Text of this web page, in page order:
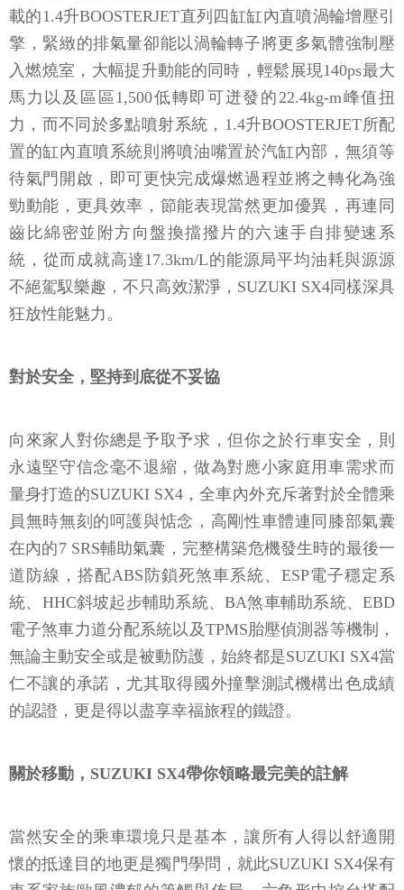
載的1.4升BOOSTERJET直列四缸缸內直噴渦輪增壓引
擎，緊緻的排氣量卻能以渦輪轉子將更多氣體強制壓
入燃燒室，大幅提升動能的同時，輕鬆展現140ps最大
馬力以及區區1,500低轉即可迸發的22.4kg-m峰值扭
力，而不同於多點噴射系統，1.4升BOOSTERJET所配
置的缸內直噴系統則將噴油嘴置於汽缸內部，無須等
待氣門開啟，即可更快完成爆燃過程並將之轉化為強
勁動能，更具效率，節能表現當然更加優異，再連同
齒比綿密並附方向盤換擋撥片的六速手自排變速系
統，從而成就高達17.3km/L的能源局平均油耗與源源
不絕駕馭樂趣，不只高效潔淨，SUZUKI SX4同樣深具
狂放性能魅力。
對於安全，堅持到底從不妥協
向來家人對你總是予取予求，但你之於行車安全，則
永遠堅守信念毫不退縮，做為對應小家庭用車需求而
量身打造的SUZUKI SX4，全車內外充斥著對於全體乘
員無時無刻的呵護與惦念，高剛性車體連同膝部氣囊
在內的7 SRS輔助氣囊，完整構築危機發生時的最後一
道防線，搭配ABS防鎖死煞車系統、ESP電子穩定系
統、HHC斜坡起步輔助系統、BA煞車輔助系統、EBD
電子煞車力道分配系統以及TPMS胎壓偵測器等機制，
無論主動安全或是被動防護，始終都是SUZUKI SX4當
仁不讓的承諾，尤其取得國外撞擊測試機構出色成績
的認證，更是得以盡享幸福旅程的鐵證。
關於移動，SUZUKI SX4帶你領略最完美的註解
當然安全的乘車環境只是基本，讓所有人得以舒適開
懷的抵達目的地更是獨門學問，就此SUZUKI SX4保有